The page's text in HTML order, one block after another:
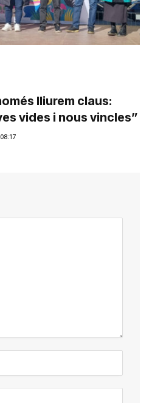
lliurem claus:
vides i nous vincles”
08:17